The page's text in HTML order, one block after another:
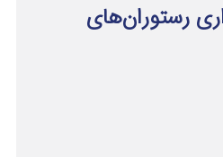
رستوران‌های